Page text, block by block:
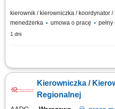
kierownik / kierowniczka / koordynator
menedżerka
umowa o pracę pełny
1 dni
Całościowe koordynowanie
merytoryczne wsparcie dla podległego
liniowej. Budowanie i podtrzymywanie
Kierowniczka / Kierownik Sprzedaży
Regionalnej